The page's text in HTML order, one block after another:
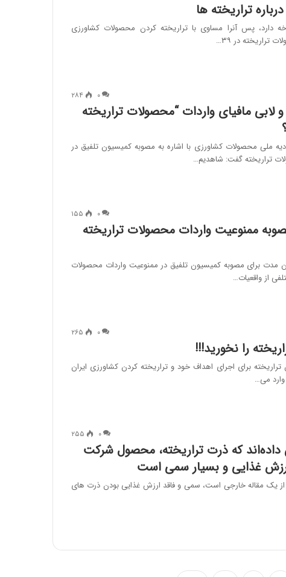
۳۲ شاخه دارد، پس آنرا مساوی با تراریخته کردن محصولات کشاورزی
۰ ۲۸۴
مافیای واردات “محصولات تراریخته
ملی محصولات کشاورزی با اشاره به مصوبه کمیسیون تلفیق در
تراریخته گفت: شاهدیم…
۰ ۱۵۵
ممنوعیت واردات محصولات تراریخته
مدت برای مصوبه کمیسیون تلفیق در ممنوعیت واردات محصولات
از واقعیات…
۰ ۲۶۵
را نخورید!!!
برای اجرای اهداف خود و تراریخته کردن کشاورزی ایران
می…
۰ ۲۵۵
که ذرت تراریخته، محصول شرکت
غذایی و بسیار سمی است
از یک مقاله خارجی است، سمی و فاقد ارزش غذایی بودن ذرت های